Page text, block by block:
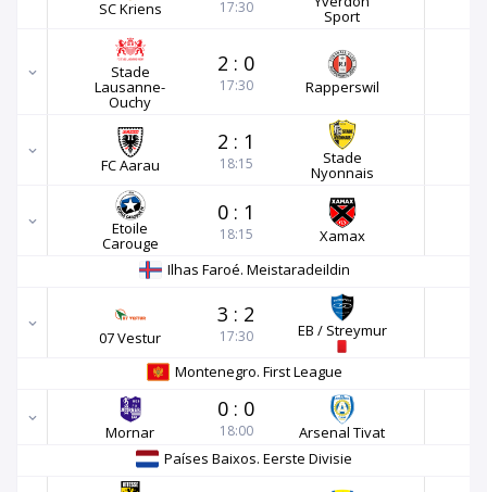
SC Kriens 17:30 Sport
Stade
Lausanne-
Ouchy
2 : 0
17:30 Rapperswil
FC Aarau
2 : 1
18:15 Stade
Nyonnais
Etoile
Carouge
0 : 1
18:15
Xamax
Ilhas Faroé. Meistaradeildin
07 Vestur
3 : 2
17:30 EB / Streymur
Montenegro. First League
Mornar
0 : 0
18:00
Arsenal Tivat
Países Baixos. Eerste Divisie